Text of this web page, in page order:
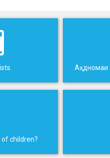
children?
Аҳдномаи